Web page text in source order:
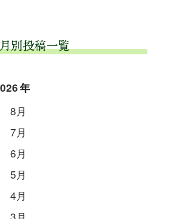
別投稿一覧
8月
7月
6月
5月
4月